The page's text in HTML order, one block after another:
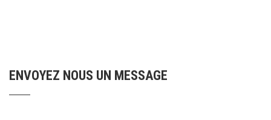
ENVOYEZ NOUS UN MESSAGE